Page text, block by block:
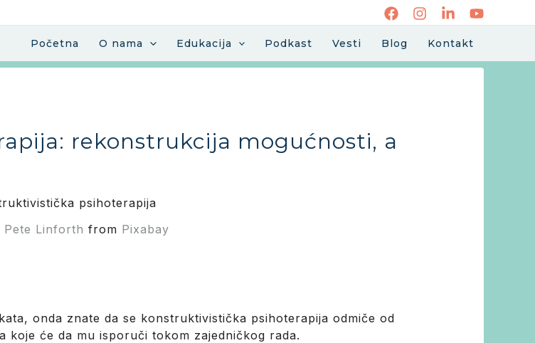
Početna O nama Edukacija Podkast Vesti Blog Kontakt
rekonstrukcija mogućnosti, a
Pete Linforth from Pixabay
onda znate da se konstruktivistička psihoterapija odmiče od
koje će da mu isporuči tokom zajedničkog rada.